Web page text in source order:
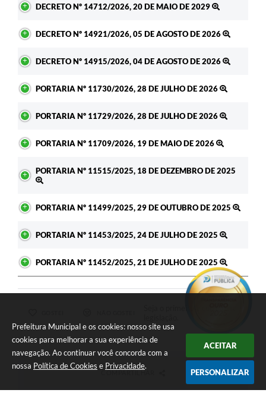
Prefeitura Municipal e os cookies: nosso site usa
cookies para melhorar a sua experiência de
navegação. Ao continuar você concorda com a
nossa Política de Cookies e Privacidade.
ACEITAR
PERSONALIZAR
DECRETO Nº 14712/2026, 20 DE MAIO DE 2029
DECRETO Nº 14921/2026, 05 DE AGOSTO DE 2026
DECRETO Nº 14915/2026, 04 DE AGOSTO DE 2026
PORTARIA Nº 11730/2026, 28 DE JULHO DE 2026
PORTARIA Nº 11729/2026, 28 DE JULHO DE 2026
PORTARIA Nº 11709/2026, 19 DE MAIO DE 2026
PORTARIA Nº 11515/2025, 18 DE DEZEMBRO DE 2025
PORTARIA Nº 11499/2025, 29 DE OUTUBRO DE 2025
PORTARIA Nº 11453/2025, 24 DE JULHO DE 2025
PORTARIA Nº 11452/2025, 21 DE JULHO DE 2025
COMPARTILHAR